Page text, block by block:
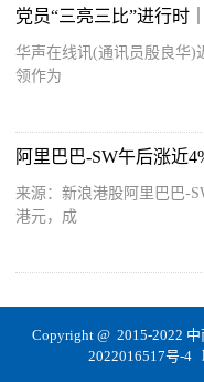
华声在线讯(通讯员殷良华)
领作为
阿里巴巴-SW午后涨近
来源：新浪港股阿里巴巴-
港元，成
Copyright @ 2015-2022
2022016517号-4